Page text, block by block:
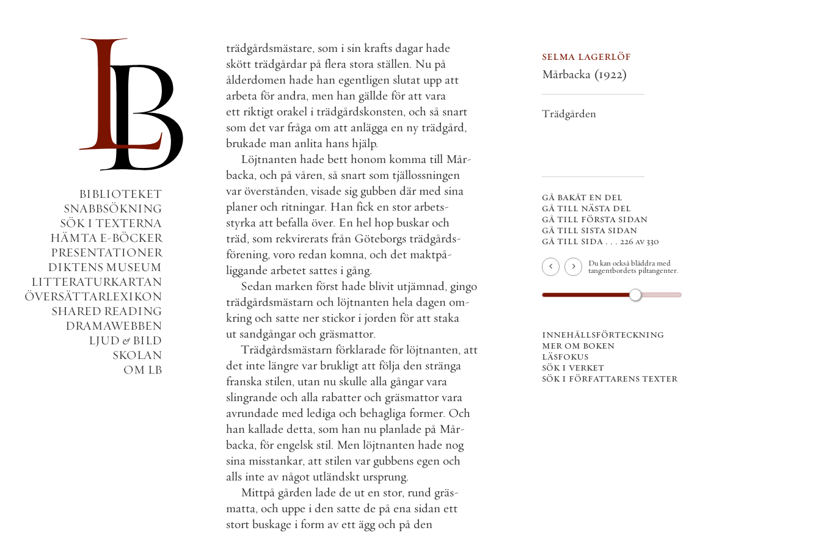
BIBLIOTEKET
SNABBSÖKNING
SÖK I TEXTERNA
HÄMTA E-BÖCKER
PRESENTATIONER
DIKTENS MUSEUM
LITTERATURKARTAN
ÖVERSÄTTARLEXIKON
SHARED READING
DRAMAWEBBEN
LJUD & BILD
SKOLAN
OM LB
trädgårdsmästare, som i sin krafts dagar hade
skött trädgårdar på flera stora ställen. Nu på
ålderdomen hade han egentligen slutat upp att
arbeta för andra, men han gällde för att vara
ett riktigt orakel i trädgårdskonsten, och så snart
som det var fråga om att anlägga en ny trädgård,
brukade man anlita hans hjälp.
Löjtnanten hade bett honom komma till Mår-
backa, och på våren, så snart som tjällossningen
var överstånden, visade sig gubben där med sina
planer och ritningar. Han fick en stor arbets-
styrka att befalla över. En hel hop buskar och
träd, som rekvirerats från Göteborgs trädgårds-
förening, voro redan komna, och det maktpå-
liggande arbetet sattes i gång.
Sedan marken först hade blivit utjämnad, gingo
trädgårdsmästarn och löjtnanten hela dagen om-
kring och satte ner stickor i jorden för att staka
ut sandgångar och gräsmattor.
Trädgårdsmästarn förklarade för löjtnanten, att
det inte längre var brukligt att följa den stränga
franska stilen, utan nu skulle alla gångar vara
slingrande och alla rabatter och gräsmattor vara
avrundade med lediga och behagliga former. Och
han kallade detta, som han nu planlade på Mår-
backa, för engelsk stil. Men löjtnanten hade nog
sina misstankar, att stilen var gubbens egen och
alls inte av något utländskt ursprung.
Mittpå gården lade de ut en stor, rund gräs-
matta, och uppe i den satte de på ena sidan ett
stort buskage i form av ett ägg och på den
selma lagerlöf
Mårbacka (1922)
Trädgården
gå bakåt en del
gå till nästa del
gå till första sidan
gå till sista sidan
gå till sida . . . 226 av 330
Du kan också bläddra med
tangentbordets piltangenter.
innehållsförteckning
mer om boken
läsfokus
sök i verket
sök i författarens texter